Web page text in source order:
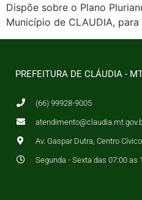
Dispõe sobre o Plano
Município de CLAUDIA,
PREFEITURA DE CLÁUDIA -
(66) 99928-9005
Av. Gaspar Dutra, Centro
Segunda - Sexta das 07:00 as